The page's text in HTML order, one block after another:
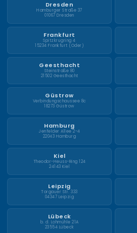
Dresden
Hamburger Straße 37
01067 Dresden
Frankfurt
Spitzkrugring 4
15234 Frankfurt (Oder)
Geesthacht
Steinstraße 80
21502 Geesthacht
Güstrow
Verbindungschaussee 8c
18273 Güstrow
Hamburg
Jenfelder Allee 2-4
22043 Hamburg
Kiel
Theodor-Heuss-Ring 124
24143 Kiel
Leipzig
Torgauer Str. 333
04347 Leipzig
Lübeck
b. d. Lohmühle 21A
23554 Lübeck